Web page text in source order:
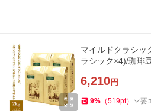
マイルドクラシッ
ラシック×4)/珈
6,210円
9% （519pt） 要